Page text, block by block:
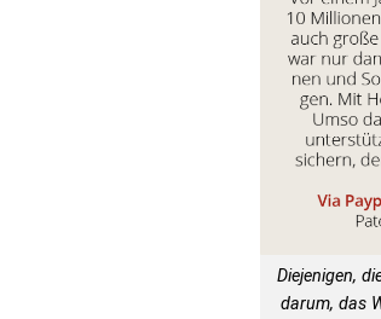
Diejenigen,
darum, das